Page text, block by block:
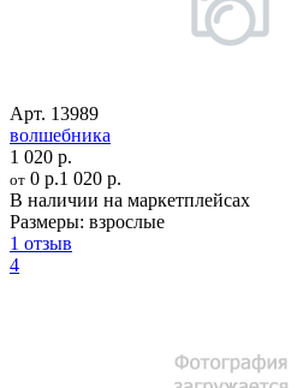
Арт. 13989
волшебника
1 020 р.
от 0 р.1 020 р.
В наличии на маркетплейсах
Размеры: взрослые
1 отзыв
4